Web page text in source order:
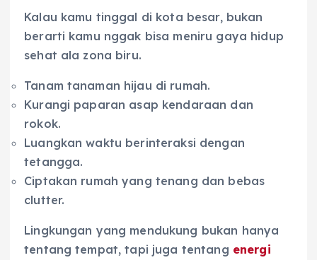
Kalau kamu tinggal di kota besar, bukan
berarti kamu nggak bisa meniru gaya hidup
sehat ala zona biru.
Tanam tanaman hijau di rumah.
Kurangi paparan asap kendaraan dan
rokok.
Luangkan waktu berinteraksi dengan
tetangga.
Ciptakan rumah yang tenang dan bebas
clutter.
Lingkungan yang mendukung bukan hanya
tentang tempat, tapi juga tentang energi